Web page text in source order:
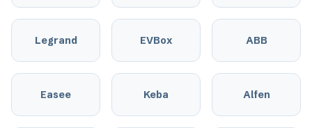
Legrand EVBox ABB
Easee Keba Alfen